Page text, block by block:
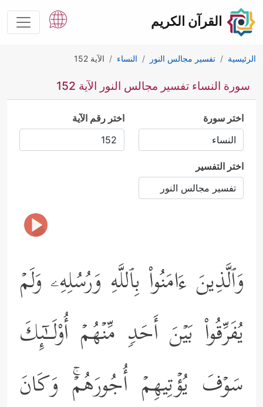
القرآن الكريم
الرئيسية تفسير مجالس النور النساء الآية 152
سورة النساء تفسير مجالس النور الآية 152
اختر سورة اختر رقم الآية
اختر التفسير
وَٱلَّذِینَ ءَامَنُواْ بِٱللَّهِ وَرُسُلِهِۦ وَلَمۡ
یُفَرِّقُواْ بَیۡنَ أَحَدࣲ مِّنۡهُمۡ أُوْلَــٰۤىِٕكَ
سَوۡفَ یُؤۡتِیهِمۡ أُجُورَهُمۡۚ وَكَانَ